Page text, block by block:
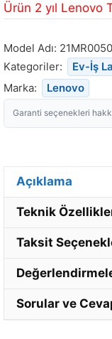
Ürün 2 yıl Lenovo
Model Adı:
Kategoriler:
Ev-İş
Marka:
Lenovo
Garanti seçenekleri
Açıklama
Teknik
Taksit
Sorular ve